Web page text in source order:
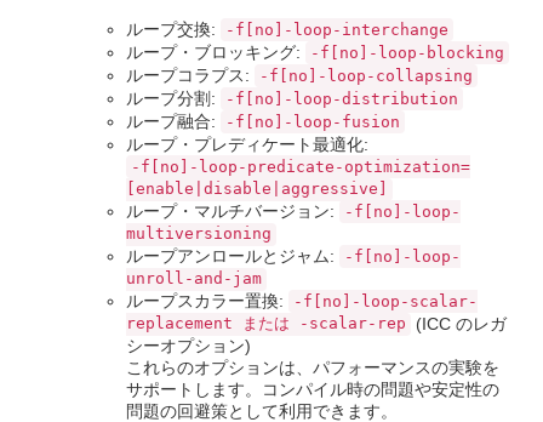
ループ交換: -f[no]-loop-interchange
ループ・ブロッキング: -f[no]-loop-blocking
ループコラプス: -f[no]-loop-collapsing
ループ分割: -f[no]-loop-distribution
ループ融合: -f[no]-loop-fusion
ループ・プレディケート最適化:
-f[no]-loop-predicate-optimization=
[enable|disable|aggressive]
ループ・マルチバージョン:
-f[no]-loop-
multiversioning
ループアンロールとジャム:
-f[no]-loop-
unroll-and-jam
ループスカラー置換:
-f[no]-loop-scalar-
replacement または -scalar-rep
(ICC のレガ
シーオプション)
これらのオプションは、パフォーマンスの実験を
サポートします。コンパイル時の問題や安定性の
問題の回避策として利用できます。